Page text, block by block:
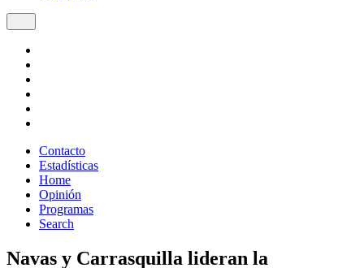
Contacto
Estadísticas
Home
Opinión
Programas
Search
Navas y Carrasquilla lideran la